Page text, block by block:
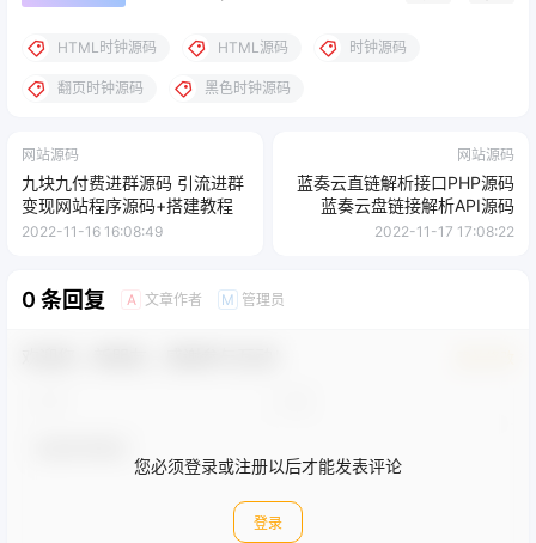
HTML时钟源码 HTML源码 时钟源码
翻页时钟源码 黑色时钟源码
网站源码
九块九付费进群源码 引流进群
变现网站程序源码+搭建教程
2022-11-16 16:08:49
网站源码
蓝奏云直链解析接口PHP源码
蓝奏云盘链接解析API源码
2022-11-17 17:08:22
0 条回复 A 文章作者 M 管理员
您必须登录或注册以后才能发表评论
登录